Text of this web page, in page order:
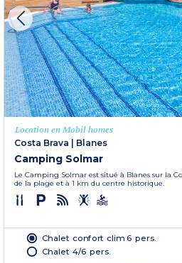
Location en Mobil homes
Costa Brava
Blanes
Camping Solmar
Le Camping Solmar est situé à Blanes sur la
de la plage et à 1 km du centre historique.
Chalet confort clim 6 pers.
Chalet 4/6 pers.